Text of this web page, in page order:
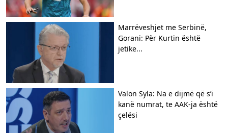
Marrëveshjet me Serbinë,
Gorani: Për Kurtin është
jetike...
Valon Syla: Na e dijmë që s’i
kanë numrat, te AAK-ja është
çelësi